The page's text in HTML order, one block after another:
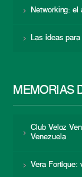
Networking: el
Las ideas
MEMORIAS
Club Veloz
Venezuela
Vera Fortique: